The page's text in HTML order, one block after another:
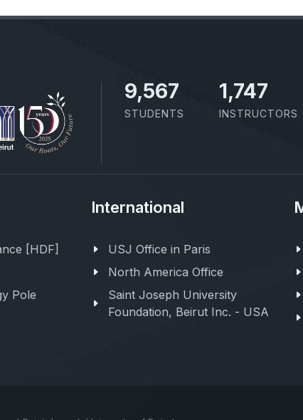
10,801
STUDENTS
1,973
INSTRUCTORS
[HDF]
Pole
International
USJ Office in Paris
North America Office
Saint Joseph University
Foundation, Beirut Inc. - USA